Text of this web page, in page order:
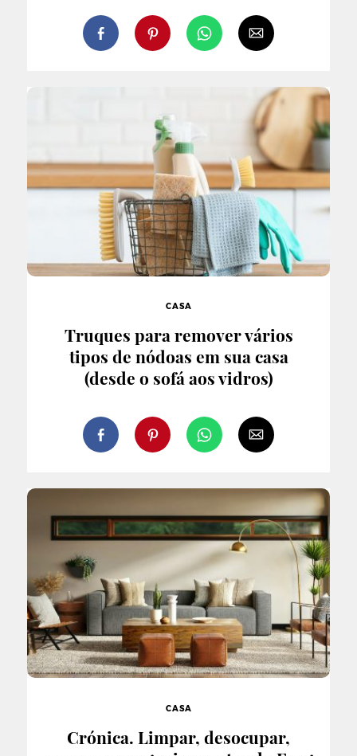
CASA
Truques para remover vários
tipos de nódoas em sua casa
(desde o sofá aos vidros)
CASA
Crónica. Limpar, desocupar,